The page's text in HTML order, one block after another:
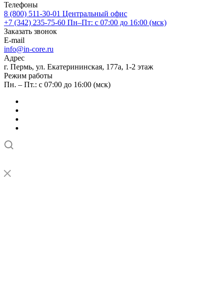
Телефоны
8 (800) 511-30-01 Центральный офис
+7 (342) 235-75-60 Пн–Пт: с 07:00 до 16:00 (мск)
Заказать звонок
E-mail
info@in-core.ru
Адрес
г. Пермь, ул. ​Екатерининская, 177а, ​1-2 этаж
Режим работы
Пн. – Пт.: с 07:00 до 16:00 (мск)